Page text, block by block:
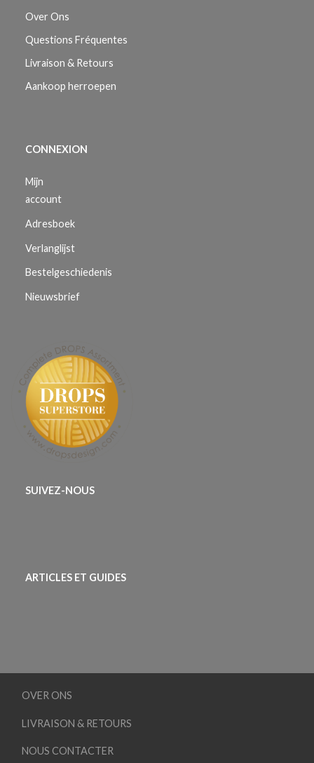
Over Ons
Questions Fréquentes
Livraison & Retours
Aankoop herroepen
CONNEXION
Mijn
account
Adresboek
Verlanglijst
Bestelgeschiedenis
Nieuwsbrief
SUIVEZ-NOUS
ARTICLES ET GUIDES
OVER ONS
LIVRAISON & RETOURS
NOUS CONTACTER